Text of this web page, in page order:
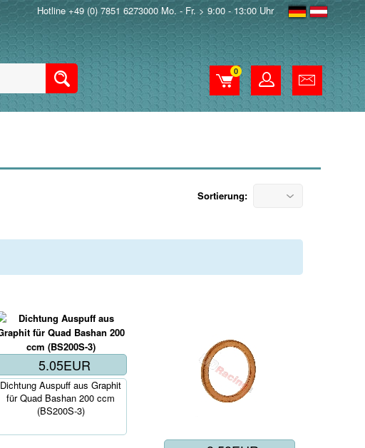
Hotline +49 (0) 7851 6273000 Mo. - Fr. > 9:00 - 13:00 Uhr
0
Sortierung:
Korb..
5.05EUR
Dichtung Auspuff aus Graphit
für Quad Bashan 200 ccm
(BS200S-3)